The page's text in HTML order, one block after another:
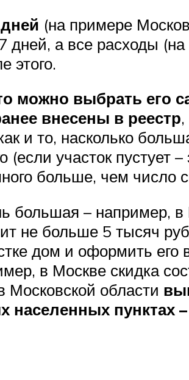
(на примере
дней, а все расходы
этого.
можно выбрать его
внесены в реестр
и то, насколько
участок пустует –
больше, чем число
большая – например,
не больше 5 тысяч
дом и оформить его
в Москве скидка
Московской области
пунктах